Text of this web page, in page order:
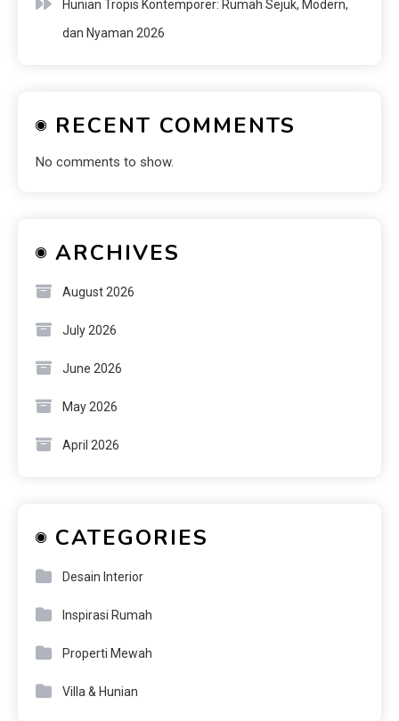
Hunian Tropis Kontemporer: Rumah Sejuk, Modern,
dan Nyaman 2026
RECENT COMMENTS
No comments to show.
ARCHIVES
August 2026
July 2026
June 2026
May 2026
April 2026
CATEGORIES
Desain Interior
Inspirasi Rumah
Properti Mewah
Villa & Hunian